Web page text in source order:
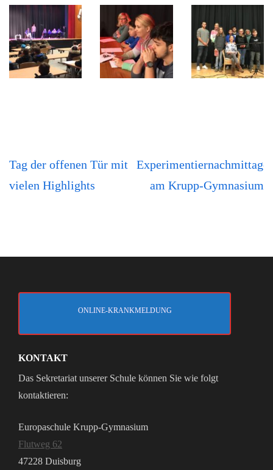
Beitragsnavigation
Tag der offenen Tür mit
vielen Highlights
Experimentiernachmittage
am Krupp-Gymnasium
ONLINE-KRANKMELDUNG
KONTAKT
Das Sekretariat unserer Schule können Sie wie folgt
kontaktieren:
Europaschule Krupp-Gymnasium
Flutweg 62
47228 Duisburg